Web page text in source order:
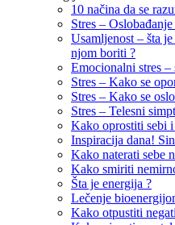
10 načina da se
Stres – Oslobađanje
Usamljenost – šta
njom boriti ?
Emocionalni stres –
Stres – Kako se
Stres – Kako se
Stres – Telesni
Kako oprostiti sebi
Inspiracija dana!
Kako naterati sebe
Kako smiriti
Šta je energija ?
Lečenje
Kako otpustiti